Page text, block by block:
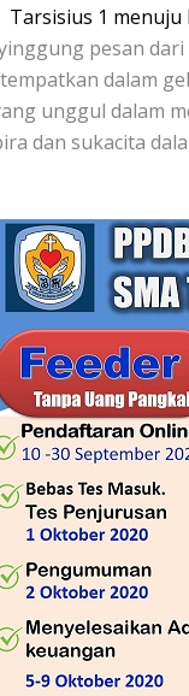
Tarsisius 1
pesan
dalam
unggul dalam
dan sukacita